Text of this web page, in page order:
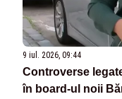
9 iul. 2026, 09:44
Controverse
în board-ul noii